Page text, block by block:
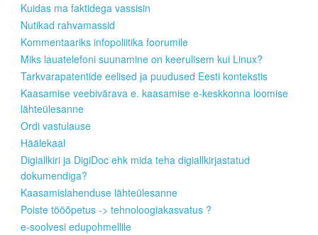
Kuidas ma faktidega vassisin
Nutikad rahvamassid
Kommentaariks infopoliitika foorumile
Miks lauatelefoni suunamine on keerulisem kui Linux?
Tarkvarapatentide eelised ja puudused Eesti kontekstis
Kaasamise veebivärava e. kaasamise e-keskkonna loomise
lähteülesanne
Ordi vastulause
Häälekaal
Digiallkiri ja DigiDoc ehk mida teha digiallkirjastatud
dokumendiga?
Kaasamislahenduse lähteülesanne
Poiste tööõpetus -> tehnoloogiakasvatus ?
e-soolvesi edupohmellile